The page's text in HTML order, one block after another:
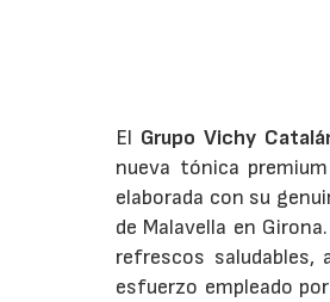
El Grupo Vichy
nueva tónica
elaborada con su
de Malavella en
refrescos
esfuerzo empleado